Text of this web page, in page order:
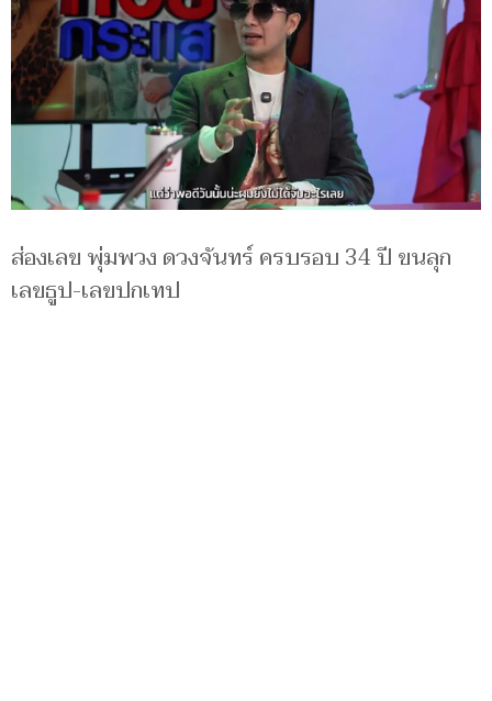
ส่องเลข พุ่มพวง ดวงจันทร์ ครบรอบ 34 ปี ขนลุก
เลขธูป-เลขปกเทป